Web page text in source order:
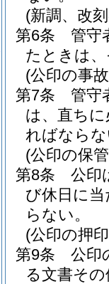
(新調、改
第6条
管守
たときは
(公印の事
第7条
管守
は、直ち
ればなら
(公印の保
第8条
公印
び休日に
らない。
(公印の押
第9条
公印
る文書そ